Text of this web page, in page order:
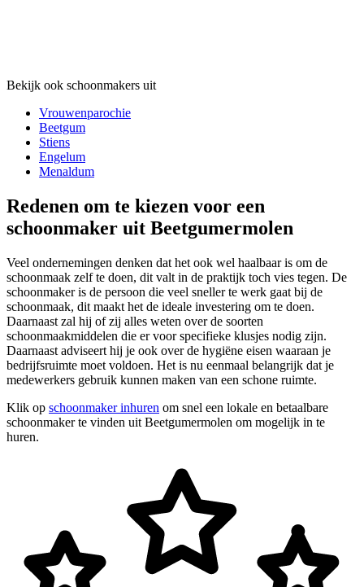
Bekijk ook schoonmakers uit
Vrouwenparochie
Beetgum
Stiens
Engelum
Menaldum
Redenen om te kiezen voor een
schoonmaker uit Beetgumermolen
Veel ondernemingen denken dat het ook wel haalbaar is om de
schoonmaak zelf te doen, dit valt in de praktijk toch vies tegen. De
schoonmaker is de persoon die veel sneller te werk gaat bij de
schoonmaak, dit maakt het de ideale investering om te doen.
Daarnaast zal hij of zij alles weten over de soorten
schoonmaakmiddelen die er voor specifieke klusjes nodig zijn.
Daarnaast adviseert hij je ook over de hygiëne eisen waaraan je
bedrijfsruimte moet voldoen. Het is nu eenmaal belangrijk dat je
medewerkers gebruik kunnen maken van een schone ruimte.
Klik op schoonmaker inhuren om snel een lokale en betaalbare
schoonmaker te vinden uit Beetgumermolen om mogelijk in te
huren.